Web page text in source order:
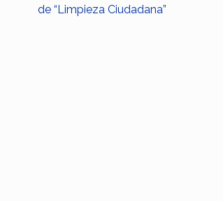
de “Limpieza Ciudadana”